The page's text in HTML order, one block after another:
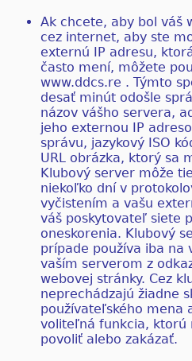
Ak chcete, aby bol váš
cez internet, aby ste
externú IP adresu,
často mení, môžete
www.ddcs.re . Týmto
desať minút odošle
názov vášho servera,
jeho externou IP
správu, jazykový ISO
URL obrázka, ktorý sa
Klubový server môže
niekoľko dní v
vyčistením a vašu
váš poskytovateľ siete
oneskorenia. Klubový
prípade používa iba na
vaším serverom z
webovej stránky. Cez
neprechádzajú žiadne
používateľského mena
voliteľná funkcia, ktorú
povoliť alebo zakázať.